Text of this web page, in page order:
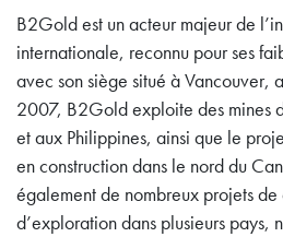
B2Gold est un acteur majeur de
internationale, reconnu pour ses
avec son siège situé à Vancouver,
2007, B2Gold exploite des mines
et aux Philippines, ainsi que le
en construction dans le nord du
également de nombreux projets
d’exploration dans plusieurs pays,